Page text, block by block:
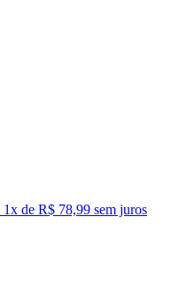
1x de R$ 78,99 sem juros